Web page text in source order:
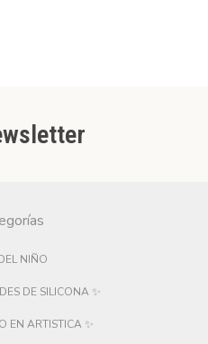
NIÑO
DE SILICONA ✨
EN ARTISTICA ✨